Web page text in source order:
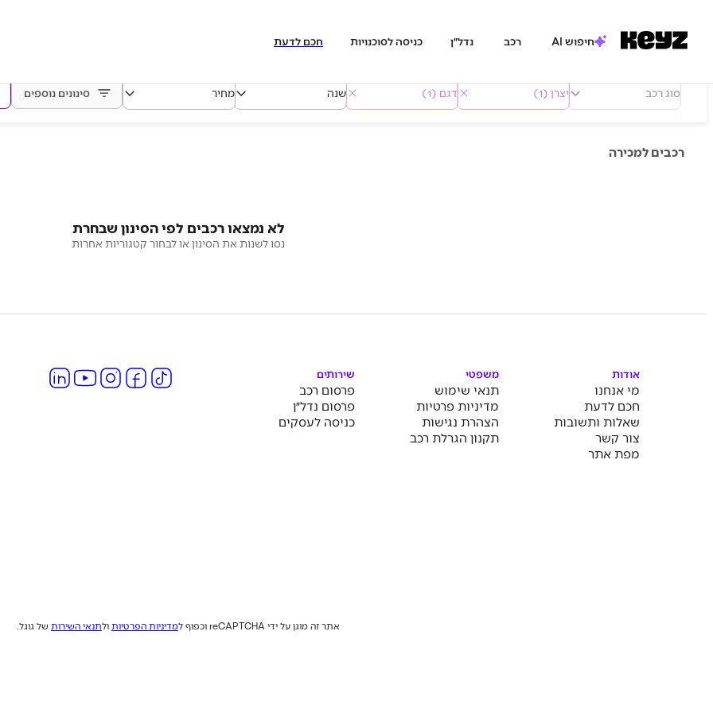
חיפוש AI רכב נדל״ן כניסה לסוכנויות חכם לדעת
סוג רכב יצרן (1) דגם (1) שנה מחיר סינונים נוספים
רכבים למכירה
לא נמצאו רכבים לפי הסינון שבחרת
נסו לשנות את הסינון או לבחור קטגוריות אחרות
אודות
מי אנחנו
חכם לדעת
שאלות ותשובות
צור קשר
מפת אתר
משפטי
תנאי שימוש
מדיניות פרטיות
הצהרת נגישות
תקנון הגרלת רכב
שירותים
פרסום רכב
פרסום נדל״ן
כניסה לעסקים
אתר זה מוגן על ידי reCAPTCHA וכפוף ל מדיניות הפרטיות ולתנאי השירות של גוגל.